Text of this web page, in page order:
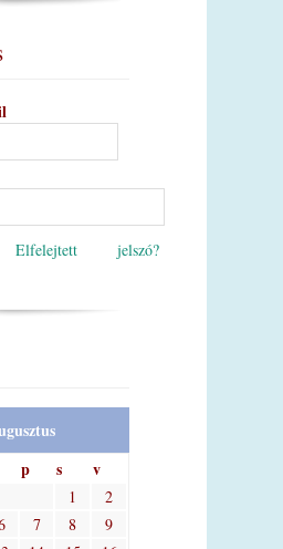
Elfelejtett jelszó?
p s v
1
2
7 8
9